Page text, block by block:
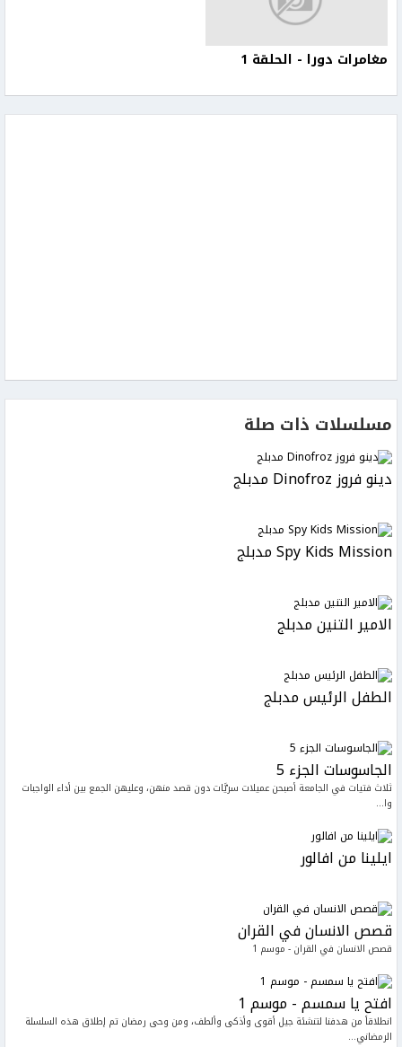
مغامرات دورا - الحلقة 1
مسلسلات ذات صلة
دينو فروز Dinofroz مدبلج
Spy Kids Mission مدبلج
الامير التنين مدبلج
الطفل الرئيس مدبلج
الجاسوسات الجزء 5
ثلاث فتيات في الجامعة أصبحن عميلات سريَّات دون قصد منهن، وعليهن الجمع بين أداء الواجبات
وا...
ايلينا من افالور
قصص الانسان في القران
قصص الانسان في القران - موسم 1
افتح يا سمسم - موسم 1
انطلاقاً من هدفنا لتنشئة جيل أقوى وأذكى وألطف، ومن وحى رمضان تم إطلاق هذه السلسلة
الرمضاني...